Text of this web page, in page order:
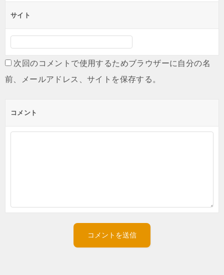
サイト
次回のコメントで使用するためブラウザーに自分の名
前、メールアドレス、サイトを保存する。
コメント